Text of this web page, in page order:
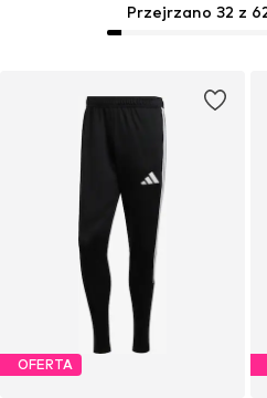
OFERTA
Przejrzano 32 z